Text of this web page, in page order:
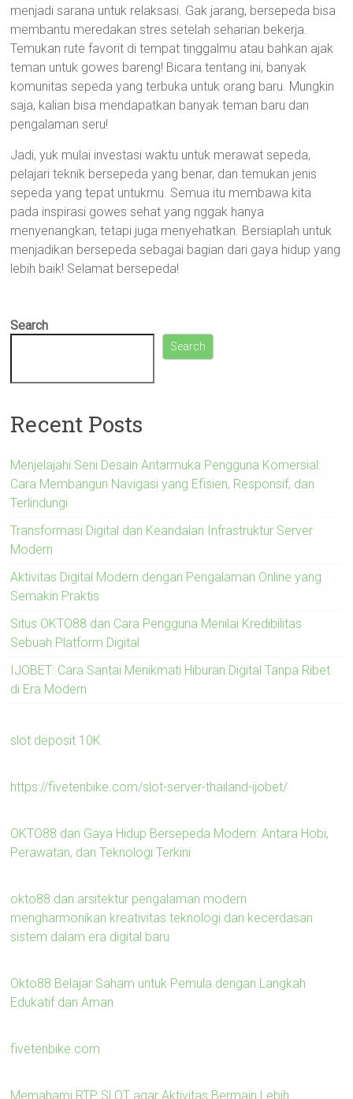
menjadi sarana untuk relaksasi. Gak jarang, bersepeda bisa
membantu meredakan stres setelah seharian bekerja.
Temukan rute favorit di tempat tinggalmu atau bahkan ajak
teman untuk gowes bareng! Bicara tentang ini, banyak
komunitas sepeda yang terbuka untuk orang baru. Mungkin
saja, kalian bisa mendapatkan banyak teman baru dan
pengalaman seru!
Jadi, yuk mulai investasi waktu untuk merawat sepeda,
pelajari teknik bersepeda yang benar, dan temukan jenis
sepeda yang tepat untukmu. Semua itu membawa kita
pada inspirasi gowes sehat yang nggak hanya
menyenangkan, tetapi juga menyehatkan. Bersiaplah untuk
menjadikan bersepeda sebagai bagian dari gaya hidup yang
lebih baik! Selamat bersepeda!
Search
Search
Recent Posts
Menjelajahi Seni Desain Antarmuka Pengguna Komersial:
Cara Membangun Navigasi yang Efisien, Responsif, dan
Terlindungi
Transformasi Digital dan Keandalan Infrastruktur Server
Modern
Aktivitas Digital Modern dengan Pengalaman Online yang
Semakin Praktis
Situs OKTO88 dan Cara Pengguna Menilai Kredibilitas
Sebuah Platform Digital
IJOBET: Cara Santai Menikmati Hiburan Digital Tanpa Ribet
di Era Modern
slot deposit 10K
https://fivetenbike.com/slot-server-thailand-ijobet/
OKTO88 dan Gaya Hidup Bersepeda Modern: Antara Hobi,
Perawatan, dan Teknologi Terkini
okto88 dan arsitektur pengalaman modern
mengharmonikan kreativitas teknologi dan kecerdasan
sistem dalam era digital baru
Okto88 Belajar Saham untuk Pemula dengan Langkah
Edukatif dan Aman
fivetenbike.com
Memahami RTP SLOT agar Aktivitas Bermain Lebih